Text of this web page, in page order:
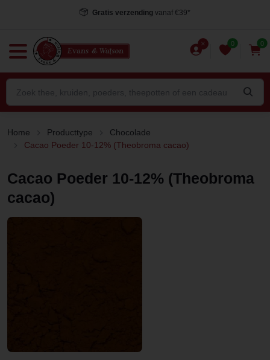
Gratis verzending vanaf €39*
0 0
Home Producttype
Chocolade
Cacao Poeder 10-12% (Theobroma cacao)
Cacao Poeder 10-12% (Theobroma
cacao)